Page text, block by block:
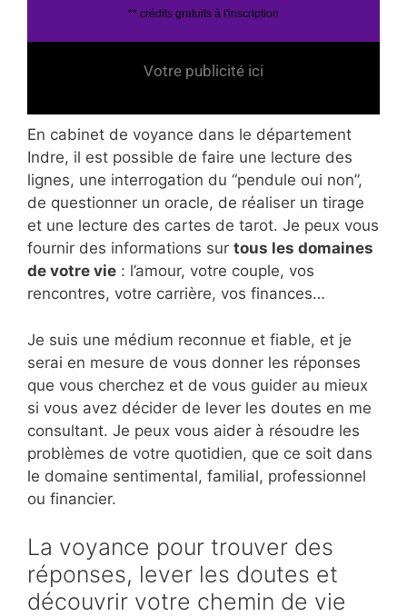
** crédits gratuits à l'inscription
Votre publicité ici
En cabinet de voyance dans le département
Indre, il est possible de faire une lecture des
lignes, une interrogation du “pendule oui non”,
de questionner un oracle, de réaliser un tirage
et une lecture des cartes de tarot. Je peux vous
fournir des informations sur tous les domaines
de votre vie : l’amour, votre couple, vos
rencontres, votre carrière, vos finances…
Je suis une médium reconnue et fiable, et je
serai en mesure de vous donner les réponses
que vous cherchez et de vous guider au mieux
si vous avez décider de lever les doutes en me
consultant. Je peux vous aider à résoudre les
problèmes de votre quotidien, que ce soit dans
le domaine sentimental, familial, professionnel
ou financier.
La voyance pour trouver des
réponses, lever les doutes et
découvrir votre chemin de vie